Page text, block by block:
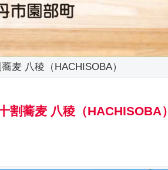
麦 八稜（HACHISOBA）
割蕎麦 八稜（HACHISOBA）